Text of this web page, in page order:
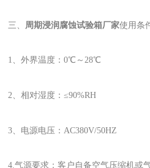
三、 周期浸润腐蚀试验箱厂家使用条
1、外界温度：0℃～28℃
2、相对湿度：≤90%RH
3、电源电压：AC380V/50HZ
4.气源要求：客户自备空气压缩机或